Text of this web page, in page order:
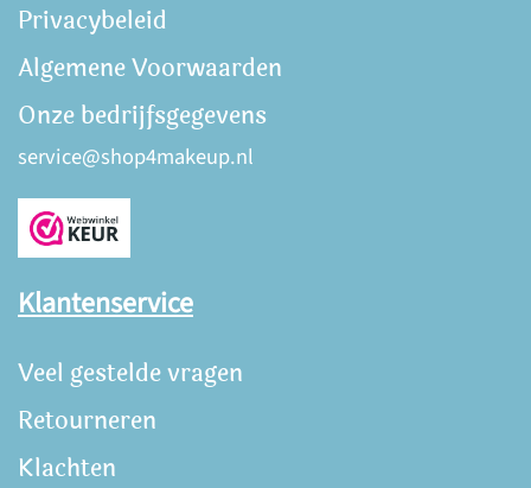
Privacybeleid
Algemene Voorwaarden
Onze bedrijfsgegevens
service@shop4makeup.nl
Klantenservice
Veel gestelde vragen
Retourneren
Klachten